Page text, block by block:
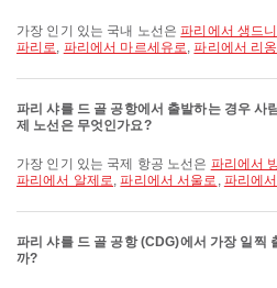
가장 인기 있는 국내 노선은파리에서 생드
파리로, 파리에서 마르세유로,파리에서 리
파리 샤를 드 골 공항에서 출발하는 경우 사
제 노선은 무엇인가요?
가장 인기 있는 국제 항공 노선은 파리에서
파리에서 알제로,파리에서 서울로 , 파리에
파리 샤를 드 골 공항 (CDG)에서 가장 일찍
까?